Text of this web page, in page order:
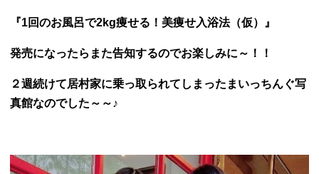
『1回のお風呂で2kg痩せる！美痩せ入浴法（仮）』
発売になったらまた告知するのでお楽しみに～！！
２週続けて居村家に乗っ取られてしまったまいっちんぐ写
真館なのでした～～♪